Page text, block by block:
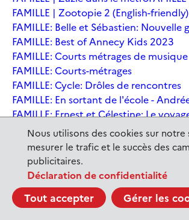
Nous utilisons des cookies sur
mesurer le trafic et le succès des
publicitaires.
Déclaration de confidentialité
Tout accepter Gérer les
FAMILLE | Zootopie 2 (English-friendly)
FAMILLE: Belle et Sébastien: Nouvelle
FAMILLE: Best of Annecy Kids 2023
FAMILLE: Courts métrages de musique
FAMILLE: Courts-métrages
FAMILLE: Cycle: Drôles de rencontres
FAMILLE: En sortant de l'école -
FAMILLE: Ernest et Célestine: Le
FAMILLE: Festival International du
Clermont-Ferrand
FAMILLE: Kina et Yuk, renards de la
FAMILLE: La Pat' Patrouille : La Super
FAMILLE: Le dernier jaguarFAMILLE: Le
FAMILLE: Le Nid du TigreFAMILLE: Le